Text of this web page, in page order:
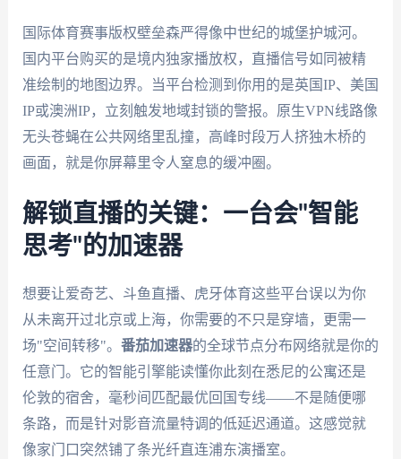
国际体育赛事版权壁垒森严得像中世纪的城堡护城河。
国内平台购买的是境内独家播放权，直播信号如同被精
准绘制的地图边界。当平台检测到你用的是英国IP、美国
IP或澳洲IP，立刻触发地域封锁的警报。原生VPN线路像
无头苍蝇在公共网络里乱撞，高峰时段万人挤独木桥的
画面，就是你屏幕里令人窒息的缓冲圈。
解锁直播的关键：一台会"智能
思考"的加速器
想要让爱奇艺、斗鱼直播、虎牙体育这些平台误以为你
从未离开过北京或上海，你需要的不只是穿墙，更需一
场"空间转移"。 番茄加速器的全球节点分布网络就是你的
任意门。它的智能引擎能读懂你此刻在悉尼的公寓还是
伦敦的宿舍，毫秒间匹配最优回国专线——不是随便哪
条路，而是针对影音流量特调的低延迟通道。这感觉就
像家门口突然铺了条光纤直连浦东演播室。